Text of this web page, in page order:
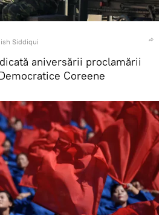
Siddiqui
aniversării proclamării
Coreene